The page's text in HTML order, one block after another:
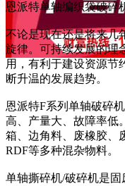
恩派特单轴编织袋破碎
不论是现在还是将来几
旋律。可持续发展的理
用，有利于建设资源节
断升温的发展趋势。
恩派特F系列单轴破碎
高、产量大、故障率低
箱、边角料、废橡胶、
RDF等多种混杂物料。
单轴撕碎机/破碎机是